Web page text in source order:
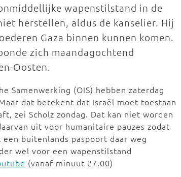
wapenstilstand in de
herstellen, aldus de kanselier. Hij
Gaza binnen kunnen komen.
zich maandagochtend
Oosten.
Samenwerking (OIS) hebben zaterdag
dat betekent dat Israël moet toestaan
zei Scholz zondag. Dat kan niet worden
uit voor humanitaire pauzes zodat
buitenlands paspoort daar weg
wel voor een wapenstilstand
(vanaf minuut 27.00)